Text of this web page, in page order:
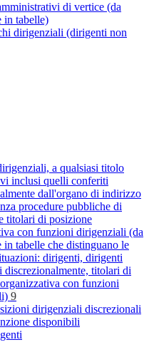
di vertice (da
in tabelle)
dirigenziali (dirigenti non
a qualsiasi titolo
inclusi quelli conferiti
dall'organo di indirizzo
procedure pubbliche di
titolari di posizione
con funzioni dirigenziali (da
in tabelle che distinguano le
dirigenti, dirigenti
discrezionalmente, titolari di
con funzioni
9
dirigenziali discrezionali
disponibili